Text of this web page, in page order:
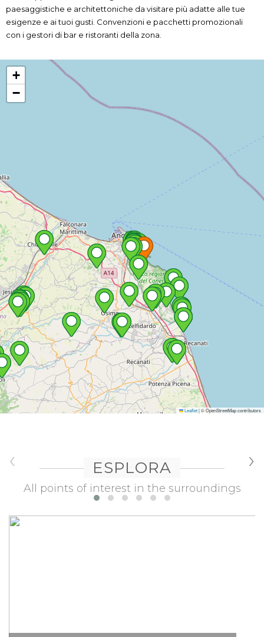
paesaggistiche e architettoniche da visitare più adatte alle tue
esigenze e ai tuoi gusti. Convenzioni e pacchetti promozionali
con i gestori di bar e ristoranti della zona.
+
−
Leaflet|© OpenStreetMap contributors
ESPLORA
All points of interest in the surroundings
‹ ›